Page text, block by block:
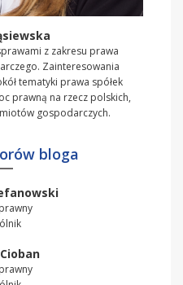
z zakresu prawa
Zainteresowania
tematyki prawa spółek
prawną na rzecz polskich,
gospodarczych.
bloga